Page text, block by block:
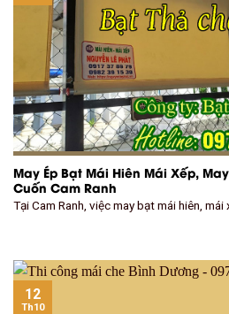
May Ép Bạt Mái Hiên Mái Xếp,
Cuốn Cam Ranh
Tại Cam Ranh, việc may bạt mái hiên,
12
Th10